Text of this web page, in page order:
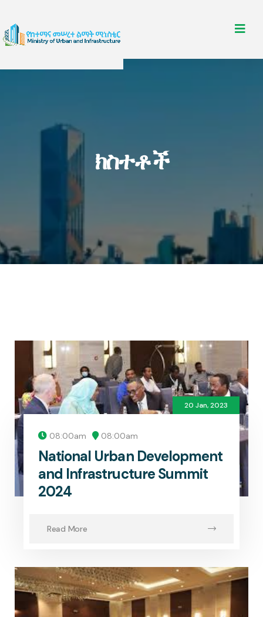
ክስተቶች
08:00am 08:00am
National Urban Development
and Infrastructure Summit
2024
Read More
20 Jan, 2023